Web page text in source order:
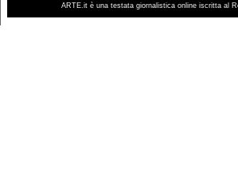
ARTE.it è una testata giornalistica online iscritta al